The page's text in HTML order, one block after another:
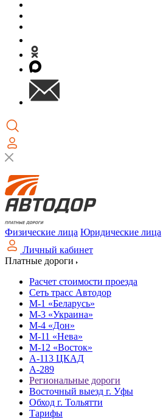
Физические лица Юридические лица
Личный кабинет
Платные дороги
Расчет стоимости проезда
Сеть трасс Автодор
М-1 «Беларусь»
М-3 «Украина»
М-4 «Дон»
М-11 «Нева»
М-12 «Восток»
А-113 ЦКАД
А-289
Региональные дороги
Восточный выезд г. Уфы
Обход г. Тольятти
Тарифы